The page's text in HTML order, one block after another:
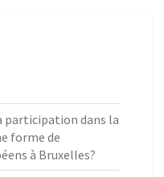
participation dans la
forme de
à Bruxelles?